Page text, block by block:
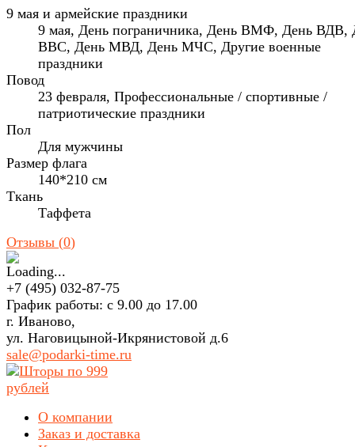
9 мая и армейские праздники
9 мая, День пограничника, День ВМФ, День ВДВ,
ВВС, День МВД, День МЧС, Другие военные
праздники
Повод
23 февраля, Профессиональные / спортивные /
патриотические праздники
Пол
Для мужчины
Размер флага
140*210 см
Ткань
Таффета
Отзывы (0)
+7 (495) 032-87-75
График работы: с 9.00 до 17.00
г. Иваново,
ул. Наговицыной-Икрянистовой д.6
sale@podarki-time.ru
О компании
Заказ и доставка